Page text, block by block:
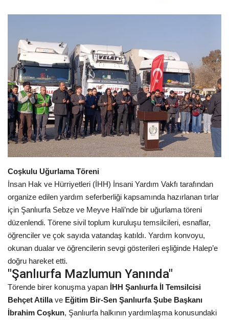
Gündem
Tekno Bilim
Ekonomi
Siyaset
Galeriler
Yaşam
Künye
Sağlık
İletişim
Kültür Sanat
Coşkulu Uğurlama Töreni
İnsan Hak ve Hürriyetleri (İHH) İnsani Yardım Vakfı tarafından
organize edilen yardım seferberliği kapsamında hazırlanan tırlar
için Şanlıurfa Sebze ve Meyve Hali’nde bir uğurlama töreni
düzenlendi. Törene sivil toplum kuruluşu temsilcileri, esnaflar,
öğrenciler ve çok sayıda vatandaş katıldı. Yardım konvoyu,
okunan dualar ve öğrencilerin sevgi gösterileri eşliğinde Halep’e
doğru hareket etti.
"Şanlıurfa Mazlumun Yanında"
Törende birer konuşma yapan İHH Şanlıurfa İl Temsilcisi
Behçet Atillave Eğitim Bir-Sen Şanlıurfa Şube Başkanı
İbrahim Coşkun, Şanlıurfa halkının yardımlaşma konusundaki